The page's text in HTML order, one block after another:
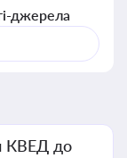
джерела
КВЕД до